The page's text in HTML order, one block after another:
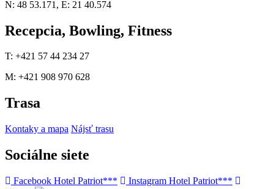
N: 48 53.171, E: 21 40.574
Recepcia, Bowling, Fitness
T: +421 57 44 234 27
M: +421 908 970 628
Trasa
Kontaky a mapa Nájsť trasu
Sociálne siete
Facebook Hotel Patriot***
Instagram Hotel Patriot***